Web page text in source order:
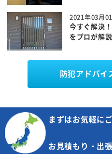
2021年03月
今すぐ解決
をプロが解説
防犯アドバイ
まずはお気軽に
お見積もり・出